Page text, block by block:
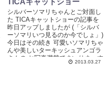
TICAキャットショー
シルバーソマリちゃんとご対面し
た TICAキャットショーの記事を
昨日アップしましたが (「シルバ
ーソマリいつ見るのか今でしょ」)
今日はその続き 可愛いソマリちゃ
んや美しいターキッシュアンゴラ
さんの お写真満載でまいりま〜す
2013.03.27